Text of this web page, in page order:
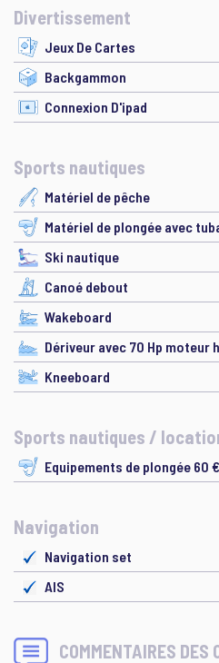
Divertissement
Jeux De Cartes
Backgammon
Connexion D'ipad
Sports nautiques
Matériel de pêche
Matériel de plongée avec
Ski nautique
Canoé debout
Wakeboard
Dériveur avec 70 Hp moteur
Kneeboard
Sports nautiques /
Equipements de plongée 60
Navigation
Navigation set
AIS
COMMENTAIRES DES